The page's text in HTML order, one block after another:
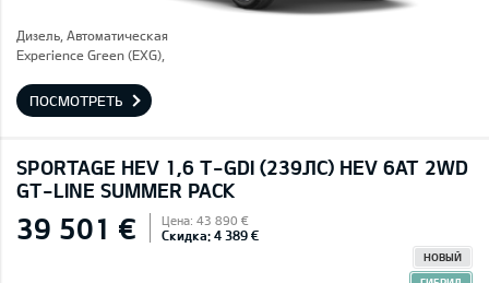
Дизель, Автоматическая
Experience Green (EXG),
ПОСМОТРЕТЬ
SPORTAGE HEV 1,6 T-GDI (239ЛС) HEV 6AT 2WD
GT-LINE SUMMER PACK
39 501 € Цена: 43 890 €
Скидка: 4 389 €
НОВЫЙ